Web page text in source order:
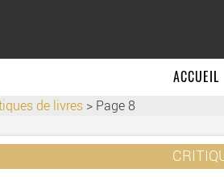
ACCUEIL
de livres > Page 8